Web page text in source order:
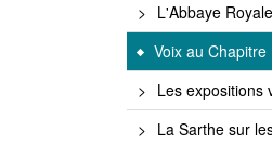
L'Abbaye
Voix au Chapitre
Les expositions
La Sarthe sur